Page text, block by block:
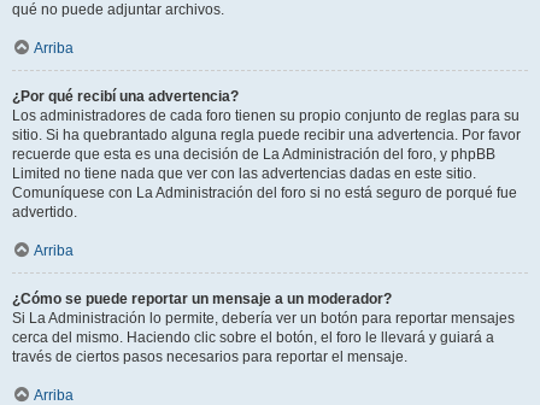
qué no puede adjuntar archivos.
Arriba
¿Por qué recibí una advertencia?
Los administradores de cada foro tienen su propio conjunto de reglas para su
sitio. Si ha quebrantado alguna regla puede recibir una advertencia. Por favor
recuerde que esta es una decisión de La Administración del foro, y phpBB
Limited no tiene nada que ver con las advertencias dadas en este sitio.
Comuníquese con La Administración del foro si no está seguro de porqué fue
advertido.
Arriba
¿Cómo se puede reportar un mensaje a un moderador?
Si La Administración lo permite, debería ver un botón para reportar mensajes
cerca del mismo. Haciendo clic sobre el botón, el foro le llevará y guiará a
través de ciertos pasos necesarios para reportar el mensaje.
Arriba